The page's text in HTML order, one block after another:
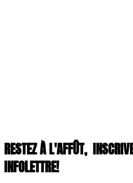
RESTEZ À L'AFFÛT,
INFOLETTRE!